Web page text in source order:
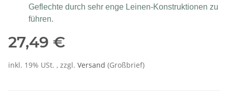
Geflechte durch sehr enge Leinen-Konstruktionen zu
führen.
27,49 €
inkl. 19% USt. , zzgl. Versand (Großbrief)